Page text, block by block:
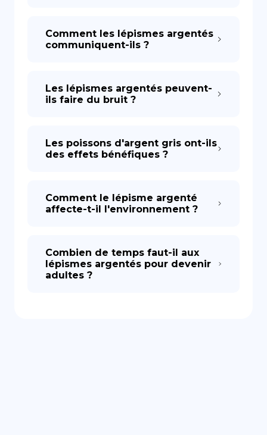
Comment les lépismes argentés
communiquent-ils ?
Les lépismes argentés peuvent-
ils faire du bruit ?
Les poissons d'argent gris ont-ils
des effets bénéfiques ?
Comment le lépisme argenté
affecte-t-il l'environnement ?
Combien de temps faut-il aux
lépismes argentés pour devenir
adultes ?